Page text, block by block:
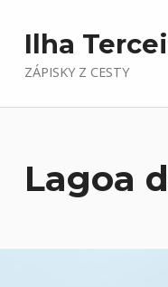
Ilha
ZÁPISKY Z CESTY
Lagoa